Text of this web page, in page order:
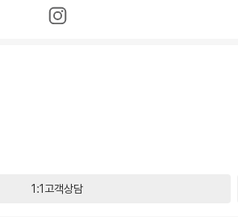
1:1고객상담